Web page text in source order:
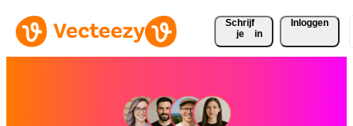
Schrijf
je
in
Inloggen